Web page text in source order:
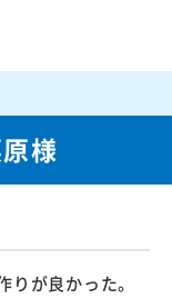
様
りが良かった。